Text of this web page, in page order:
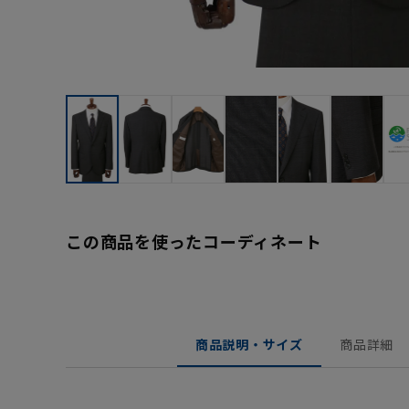
この商品を使ったコーディネート
商品説明・サイズ 商品詳細